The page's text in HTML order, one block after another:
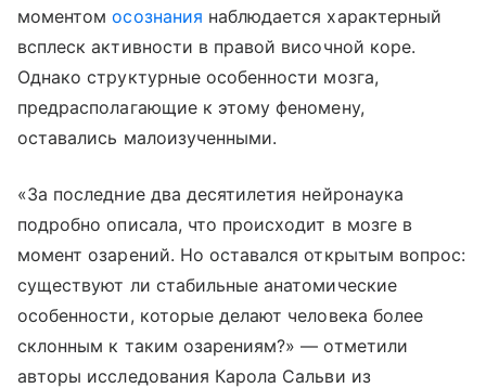
моментомосознания наблюдается характерный
всплеск активности в правой височной коре.
Однако структурные особенности мозга,
предрасполагающие к этому феномену,
оставались малоизученными.
«За последние два десятилетия нейронаука
подробно описала, что происходит в мозге в
момент озарений. Но оставался открытым вопрос:
существуют ли стабильные анатомические
особенности, которые делают человека более
склонным к таким озарениям?» — отметили
авторы исследования Карола Сальви из